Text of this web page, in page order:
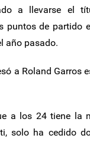
a llevarse el
puntos de partido
año pasado.
a Roland Garros
a los 24 tiene la
solo ha cedido